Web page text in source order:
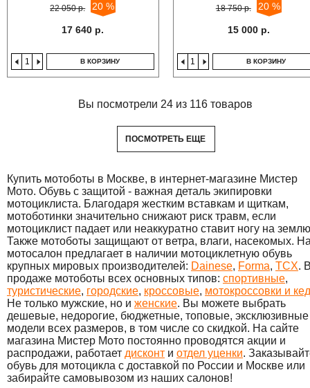
22 050 р. 20 %
17 640 р.
В КОРЗИНУ
18 750 р. 20 %
15 000 р.
В КОРЗИНУ
Вы посмотрели 24 из 116 товаров
ПОСМОТРЕТЬ ЕЩЕ
Купить мотоботы в Москве, в интернет-магазине Мистер
Мото. Обувь с защитой - важная деталь экипировки
мотоциклиста. Благодаря жестким вставкам и щиткам,
мотоботинки значительно снижают риск травм, если
мотоциклист падает или неаккуратно ставит ногу на
Также мотоботы защищают от ветра, влаги, насекомых.
мотосалон предлагает в наличии мотоциклетную обувь
крупных мировых производителей: Dainese, Forma, TCX.
продаже мотоботы всех основных типов: спортивные,
туристические, городские, кроссовые, мотокроссовки и
Не только мужские, но и женские. Вы можете выбрать
дешевые, недорогие, бюджетные, топовые, эксклюзивные
модели всех размеров, в том числе со скидкой. На сайте
магазина Мистер Мото постоянно проводятся акции и
распродажи, работает дисконт и отдел уценки.
обувь для мотоцикла с доставкой по России и Москве или
забирайте самовывозом из наших салонов!